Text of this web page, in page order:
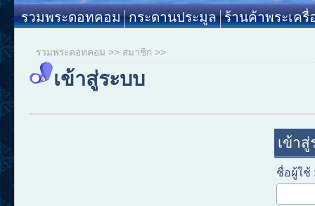
รวมพระดอทคอม กระดานประมูล ร้านค้าพระเครื่
รวมพระดอทคอม >> สมาชิก >>
เข้าสู่ระบบ
เข้าสู่
ชื่อผู้ใช้